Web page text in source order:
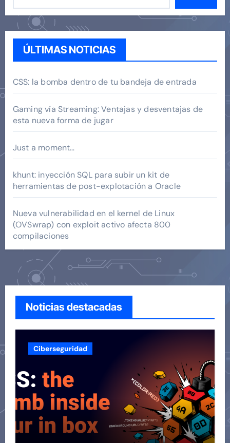
ÚLTIMAS NOTICIAS
CSS: la bomba dentro de tu bandeja de entrada
Gaming vía Streaming: Ventajas y desventajas de
esta nueva forma de jugar
Just a moment…
khunt: inyección SQL para subir un kit de
herramientas de post-explotación a Oracle
Nueva vulnerabilidad en el kernel de Linux
(OVSwrap) con exploit activo afecta 800
compilaciones
Noticias destacadas
Ciberseguridad